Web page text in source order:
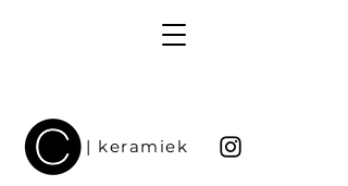
| keramiek